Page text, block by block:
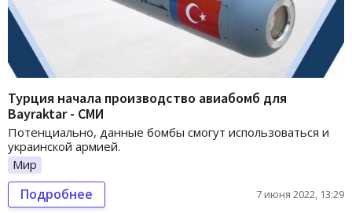
Турция начала производство авиабомб для
Bayraktar - СМИ
Потенциально, данные бомбы смогут использоваться и
украинской армией.
Мир
Подробнее 7 июня 2022, 13:29